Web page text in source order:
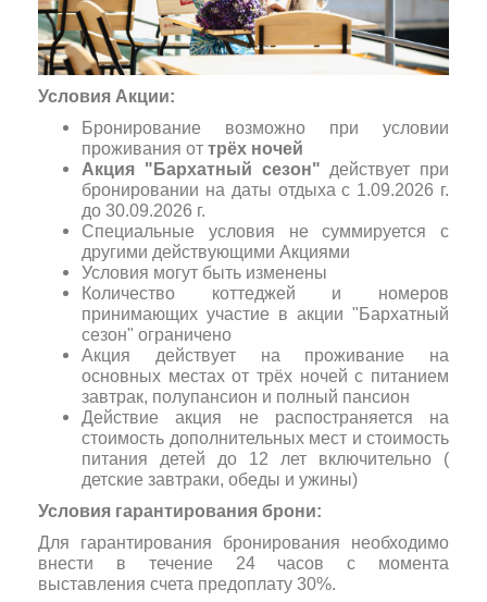
Условия Акции:
Бронирование возможно при условии
проживания от трёх ночей
Акция "Бархатный сезон" действует при
бронировании на даты отдыха с 1.09.2026 г.
до 30.09.2026 г.
Специальные условия не суммируется с
другими действующими Акциями
Условия могут быть изменены
Количество коттеджей и номеров
принимающих участие в акции "Бархатный
сезон" ограничено
Акция действует на проживание на
основных местах от трёх ночей с питанием
завтрак, полупансион и полный пансион
Действие акция не распостраняется на
стоимость дополнительных мест и стоимость
питания детей до 12 лет включительно (
детские завтраки, обеды и ужины)
Условия гарантирования брони:
Для гарантирования бронирования необходимо
внести в течение 24 часов с момента
выставления счета предоплату 30%.